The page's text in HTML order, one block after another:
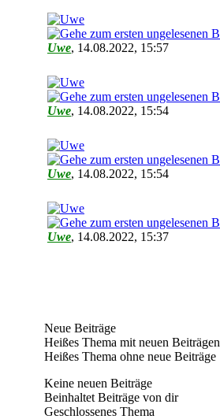
Uwe, 14.08.2022, 15:57
Uwe, 14.08.2022, 15:54
Uwe, 14.08.2022, 15:54
Uwe, 14.08.2022, 15:37
Neue Beiträge
Heißes Thema mit neuen Beiträgen
Heißes Thema ohne neue Beiträge
Keine neuen Beiträge
Beinhaltet Beiträge von dir
Geschlossenes Thema